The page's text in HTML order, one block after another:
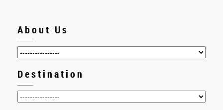
About Us
Destination